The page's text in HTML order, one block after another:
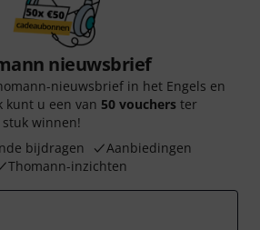
nieuwsbrief
nieuwsbrief in het Engels en
kunt u een van 50 vouchers ter
winnen!
bijdragen
Aanbiedingen
Thomann-inzichten